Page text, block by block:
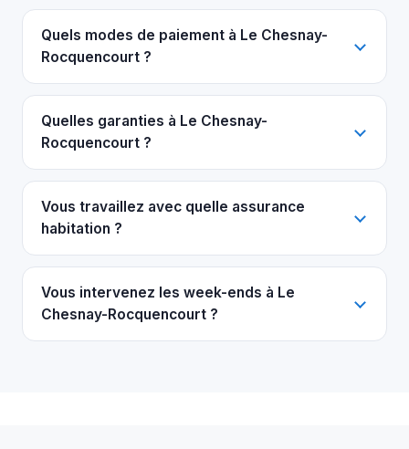
Quels modes de paiement à Le Chesnay-
Rocquencourt ?
Quelles garanties à Le Chesnay-
Rocquencourt ?
Vous travaillez avec quelle assurance
habitation ?
Vous intervenez les week-ends à Le
Chesnay-Rocquencourt ?